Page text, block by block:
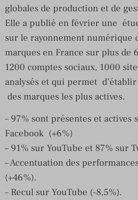
globales de production et de
Elle a publié en février une
sur le rayonnement numérique
marques en France sur plus de
1200 comptes sociaux, 1000
analysés et qui permet
des marques les plus actives.
– 97% sont présentes et actives
Facebook (+6%)
– 91% sur YouTube et 87% sur
– Accentuation des
(+46%).
– Recul sur YouTube (-8,5%).